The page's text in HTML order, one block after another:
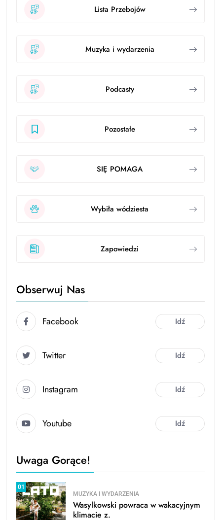
Lista Przebojów
Muzyka i wydarzenia
Podcasty
Pozostałe
SIĘ POMAGA
Wybiła wódziesta
Zapowiedzi
Obserwuj Nas
Facebook Idź
Twitter Idź
Instagram Idź
Youtube Idź
Uwaga Gorące!
01
MUZYKA I WYDARZENIA
Wasylkowski powraca w wakacyjnym
klimacie z.